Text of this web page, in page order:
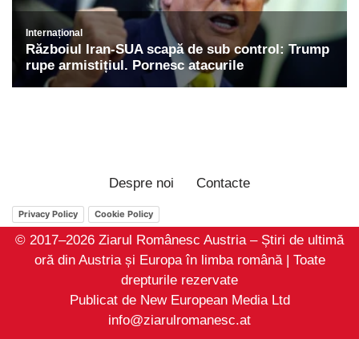
Despre noi Contacte
Privacy Policy Cookie Policy
© 2017–2026 Ziarul Românesc Austria – Știri de ultimă
oră din Austria și Europa în limba română | Toate
drepturile rezervate
Publicat de New European Media Ltd
info@ziarulromanesc.at